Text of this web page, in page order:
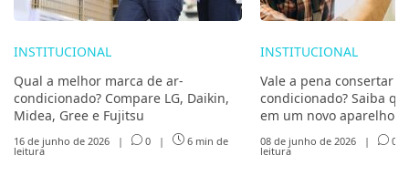
INSTITUCIONAL
Qual a melhor marca de ar-
condicionado? Compare LG, Daikin,
Midea, Gree e Fujitsu
16 de junho de 2026 | 0 | 6 min de
leitura
INSTITUCIONAL
Vale a pena consertar
condicionado? Saiba
em um novo aparelho
08 de junho de 2026 | 0
leitura